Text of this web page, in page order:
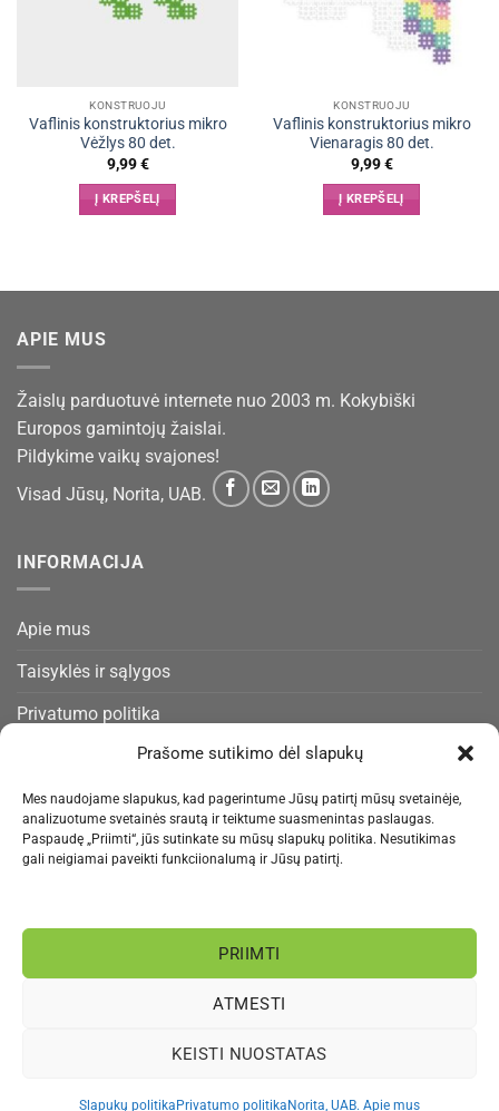
Prašome sutikimo dėl slapukų
Mes naudojame slapukus, kad pagerintume Jūsų patirtį mūsų svetainėje,
analizuotume svetainės srautą ir teiktume suasmenintas paslaugas.
Paspaudę „Priimti“, jūs sutinkate su mūsų slapukų politika. Nesutikimas
gali neigiamai paveikti funkciionalumą ir Jūsų patirtį.
PRIIMTI
ATMESTI
KEISTI NUOSTATAS
Slapukų politika Privatumo politika Norita, UAB. Apie mus
KONSTRUOJU
Vaflinis konstruktorius mikro
Vėžlys 80 det.
9,99€
Į KREPŠELĮ
KONSTRUOJU
Vaflinis konstruktorius mikro
Vienaragis 80 det.
9,99€
Į KREPŠELĮ
APIE MUS
Žaislų parduotuvė internete nuo 2003 m. Kokybiški
Europos gamintojų žaislai.
Pildykime vaikų svajones!
Visad Jūsų, Norita, UAB.
INFORMACIJA
Apie mus
Taisyklės ir sąlygos
Privatumo politika
Slapukų politika
Pristatymas ir gražinimas
Kontaktai